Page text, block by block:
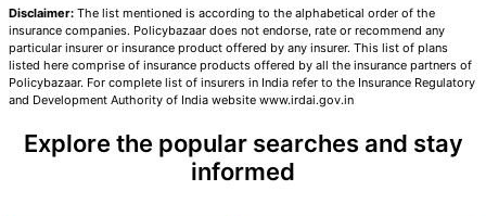
Disclaimer: The list mentioned is according to the alphabetical order of the
insurance companies. Policybazaar does not endorse, rate or recommend any
particular insurer or insurance product offered by any insurer. This list of plans
listed here comprise of insurance products offered by all the insurance partners of
Policybazaar. For complete list of insurers in India refer to the Insurance Regulatory
and Development Authority of India website www.irdai.gov.in
Explore the popular searches and stay
informed
₹ 1,376/महिना*
तुमच्या कुटुंबाची सुरक्षा फक्त एक पाऊल दूर आह
योग्य योजना निवडा